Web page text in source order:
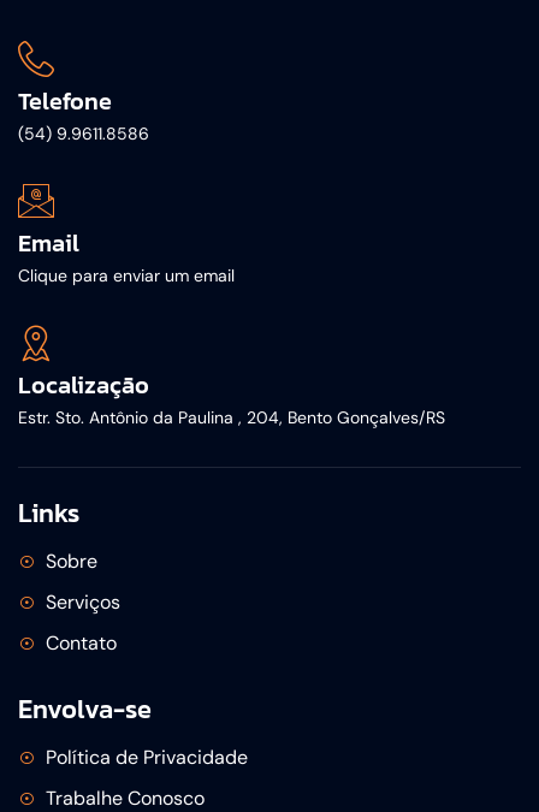
Telefone
(54) 9.9611.8586
Email
Clique para enviar um email
Localização
Estr. Sto. Antônio da Paulina , 204, Bento Gonçalves/RS
Links
Sobre
Serviços
Contato
Envolva-se
Política de Privacidade
Trabalhe Conosco